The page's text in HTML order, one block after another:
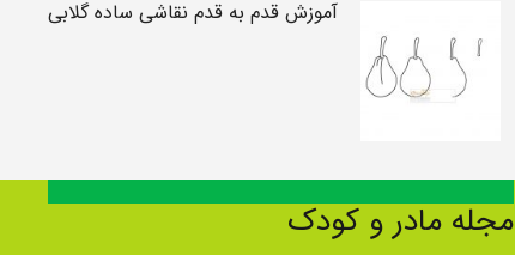
آموزش قدم به قدم نقاشی ساده گلابی
مجله مادر و کودک